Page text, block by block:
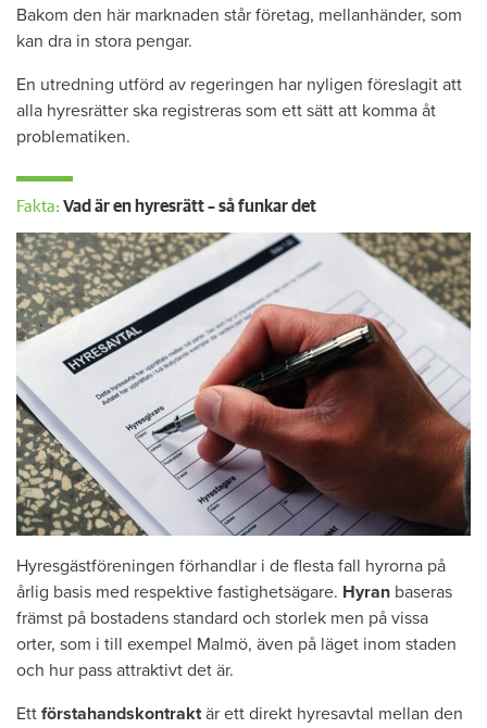
Bakom den här marknaden står företag, mellanhänder, som
kan dra in stora pengar.
En utredning utförd av regeringen har nyligen föreslagit att
alla hyresrätter ska registreras som ett sätt att komma åt
problematiken.
Fakta: Vad är en hyresrätt – så funkar det
Hyresgästföreningen förhandlar i de flesta fall hyrorna på
årlig basis med respektive fastighetsägare. Hyran baseras
främst på bostadens standard och storlek men på vissa
orter, som i till exempel Malmö, även på läget inom staden
och hur pass attraktivt det är.
Ett förstahandskontraktär ett direkt hyresavtal mellan den